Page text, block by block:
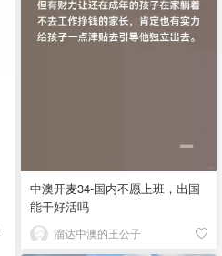
中澳开麦34-国内不愿上班，出国
能干好活吗
溜达中澳的王公子